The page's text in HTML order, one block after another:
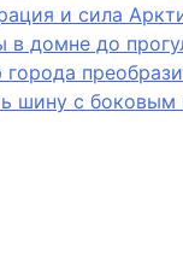
и сила
в домне до
шину с